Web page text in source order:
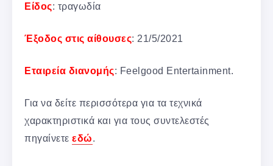
Είδος: τραγωδία
Έξοδος στις αίθουσες: 21/5/2021
Εταιρεία διανομής: Feelgood Entertainment.
Για να δείτε περισσότερα για τα τεχνικά
χαρακτηριστικά και για τους συντελεστές
πηγαίνετε εδώ.